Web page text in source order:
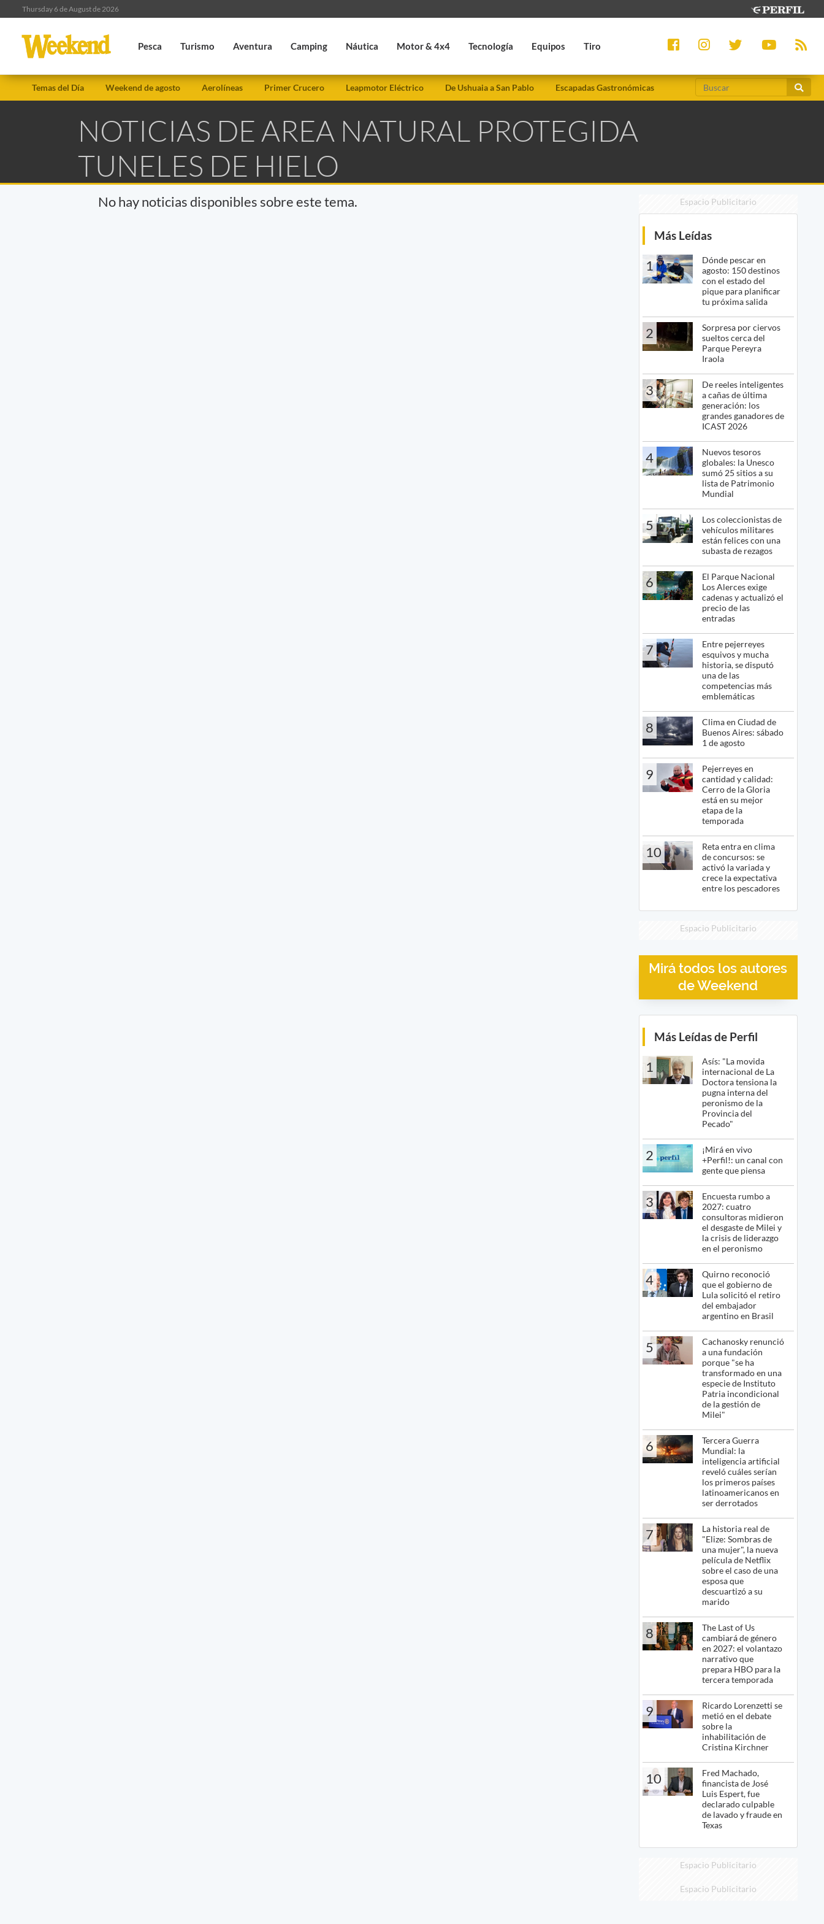
Thursday 6 de August de 2026
Pesca Turismo Aventura Camping Náutica Motor & 4x4 Tecnología Equipos Tiro
Temas del Día Weekend de agosto Aerolíneas Primer Crucero Leapmotor Eléctrico De Ushuaia a San Pablo Escapadas Gastronómicas
NOTICIAS DE AREA NATURAL PROTEGIDA
TUNELES DE HIELO
No hay noticias disponibles sobre este tema. Espacio Publicitario
Más Leídas
1
Dónde pescar en
agosto: 150 destinos
con el estado del
pique para planificar
tu próxima salida
2
Sorpresa por ciervos
sueltos cerca del
Parque Pereyra
Iraola
3
De reeles inteligentes
a cañas de última
generación: los
grandes ganadores de
ICAST 2026
4
Nuevos tesoros
globales: la Unesco
sumó 25 sitios a su
lista de Patrimonio
Mundial
5
Los coleccionistas de
vehículos militares
están felices con una
subasta de rezagos
6
El Parque Nacional
Los Alerces exige
cadenas y actualizó el
precio de las
entradas
7
Entre pejerreyes
esquivos y mucha
historia, se disputó
una de las
competencias más
emblemáticas
8
Clima en Ciudad de
Buenos Aires: sábado
1 de agosto
9
Pejerreyes en
cantidad y calidad:
Cerro de la Gloria
está en su mejor
etapa de la
temporada
10
Reta entra en clima
de concursos: se
activó la variada y
crece la expectativa
entre los pescadores
Espacio Publicitario
Mirá todos los autores
de Weekend
Más Leídas de Perfil
1
Asís: "La movida
internacional de La
Doctora tensiona la
pugna interna del
peronismo de la
Provincia del
Pecado"
2
¡Mirá en vivo
+Perfil!: un canal con
gente que piensa
3
Encuesta rumbo a
2027: cuatro
consultoras midieron
el desgaste de Milei y
la crisis de liderazgo
en el peronismo
4
Quirno reconoció
que el gobierno de
Lula solicitó el retiro
del embajador
argentino en Brasil
5
Cachanosky renunció
a una fundación
porque "se ha
transformado en una
especie de Instituto
Patria incondicional
de la gestión de
Milei"
6
Tercera Guerra
Mundial: la
inteligencia artificial
reveló cuáles serían
los primeros países
latinoamericanos en
ser derrotados
7
La historia real de
"Elize: Sombras de
una mujer", la nueva
película de Netflix
sobre el caso de una
esposa que
descuartizó a su
marido
8
The Last of Us
cambiará de género
en 2027: el volantazo
narrativo que
prepara HBO para la
tercera temporada
9
Ricardo Lorenzetti se
metió en el debate
sobre la
inhabilitación de
Cristina Kirchner
10
Fred Machado,
financista de José
Luis Espert, fue
declarado culpable
de lavado y fraude en
Texas
Espacio Publicitario
Espacio Publicitario